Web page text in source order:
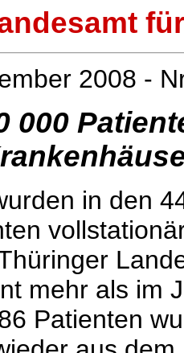
2008 -
000
in den
mehr als im
Patienten